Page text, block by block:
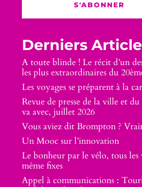
S'ABONNER
Derniers
A toute blinde ! Le récit d’un
les plus extraordinaires du
Les voyages se préparent à la
Revue de presse de la ville et
va avec, juillet 2026
Vous aviez dit Brompton ?
Un Mooc sur l’innovation
Le bonheur par le vélo, tous les
même fixes
Appel à communications :